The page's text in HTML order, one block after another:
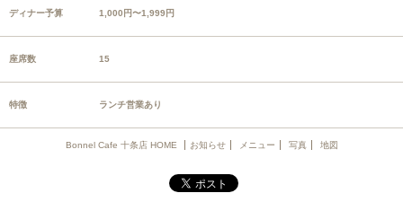
ディナー予算 1,000円〜1,999円
座席数 15
特徴 ランチ営業あり
Bonnel Cafe 十条店 HOME お知らせ メニュー 写真 地図